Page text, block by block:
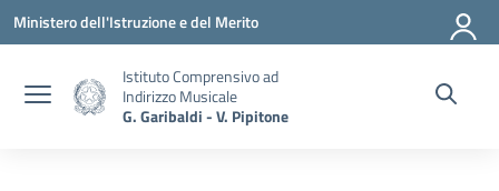
Vai ai contenuti
Vai al menu di navigazione
Vai al footer
Ministero dell'Istruzione e del Merito
Istituto Comprensivo ad
Indirizzo Musicale
G. Garibaldi - V. Pipitone